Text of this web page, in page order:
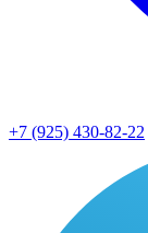
+7 (925) 430-82-22